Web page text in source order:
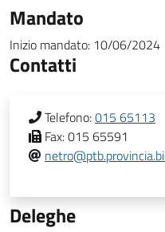
Mandato
Inizio mandato: 10/06/2024
Contatti
Telefono:015 65113
Fax:015 65591
Deleghe